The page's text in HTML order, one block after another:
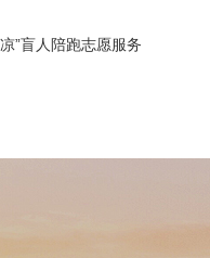
”盲人陪跑志愿服务